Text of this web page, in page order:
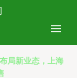
局新业态，上海